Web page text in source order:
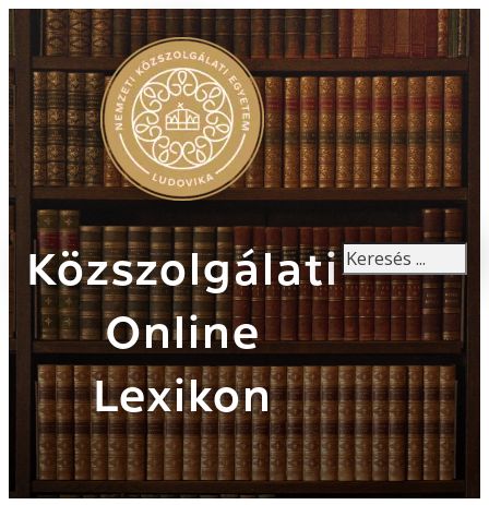
Közszolgálati
Online
Lexikon
Keresés